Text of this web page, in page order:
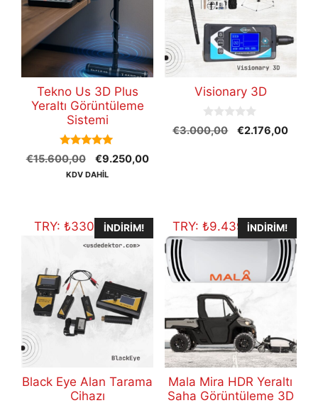
Tekno Us 3D Plus
Yeraltı Görüntüleme
Sistemi
5.00
out of 5
€15.600,00
Orijinal
fiyat:
€9.250,00Şu
KDV DAHİL
Visionary 3D
0
o
€3.000,00
Orijinal
€2.176,00Şu
TRY:₺330.090,00
İNDIRIM!
Black Eye Alan Tarama
Cihazı
TRY: ₺9.439.473,70
İNDIRIM!
Mala Mira HDR Yeraltı
Saha Görüntüleme 3D